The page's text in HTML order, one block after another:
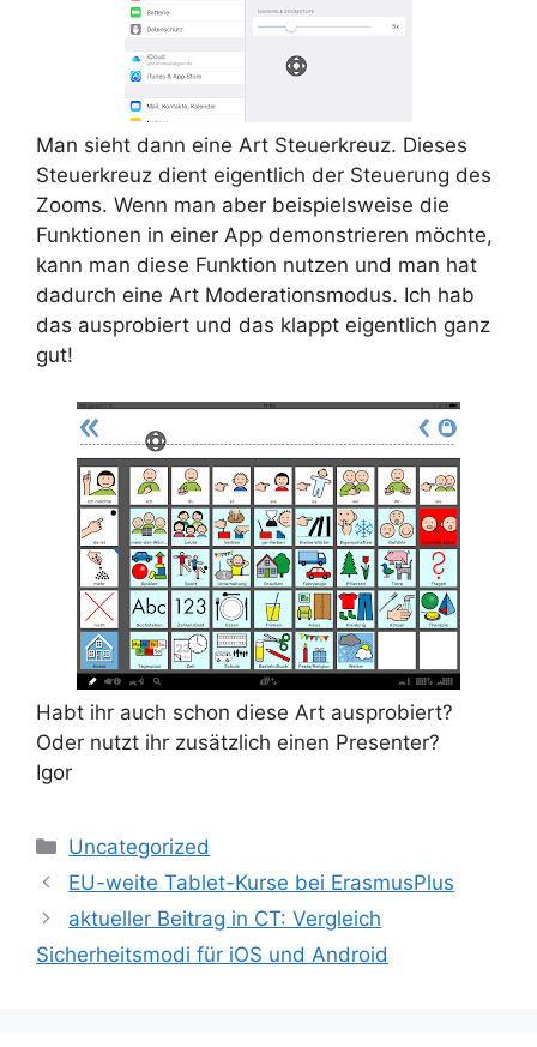
Man sieht dann eine Art Steuerkreuz. Dieses
Steuerkreuz dient eigentlich der Steuerung des
Zooms. Wenn man aber beispielsweise die
Funktionen in einer App demonstrieren möchte,
kann man diese Funktion nutzen und man hat
dadurch eine Art Moderationsmodus. Ich hab
das ausprobiert und das klappt eigentlich ganz
gut!
Habt ihr auch schon diese Art ausprobiert?
Oder nutzt ihr zusätzlich einen Presenter?
Igor
Kategorien
Uncategorized
EU-weite Tablet-Kurse bei ErasmusPlus
aktueller Beitrag in CT: Vergleich
Sicherheitsmodi für iOS und Android